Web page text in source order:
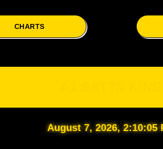
CHARTS
August 7, 2026, 2:10:06